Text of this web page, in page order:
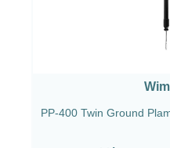
PP-400 Twin Ground